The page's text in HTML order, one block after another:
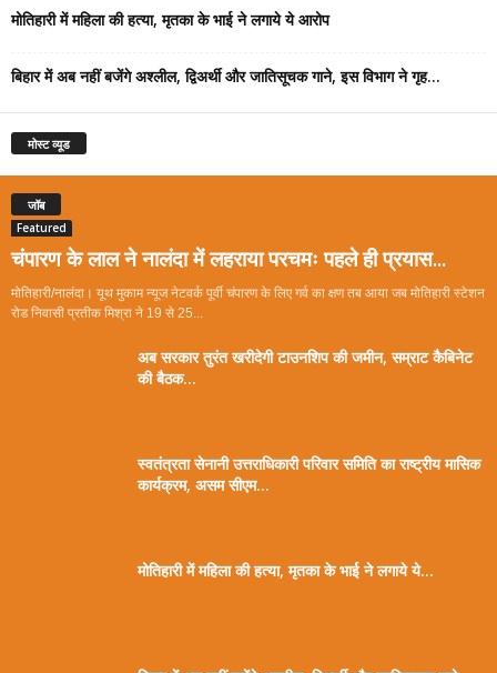
मोतिहारी में महिला की हत्या, मृतका के भाई ने लगाये ये आरोप
बिहार में अब नहीं बजेंगे अश्लील, द्विअर्थी और जातिसूचक गाने, इस विभाग ने गृह...
मोस्ट व्यूड
जॉब
Featured
चंपारण के लाल ने नालंदा में लहराया परचमः पहले ही प्रयास...
मोतिहारी/नालंदा। यूथ मुकाम न्यूज नेटवर्क पूर्वी चंपारण के लिए गर्व का क्षण तब आया जब मोतिहारी स्टेशन
रोड निवासी प्रतीक मिश्रा ने 19 से 25...
अब सरकार तुरंत खरीदेगी टाउनशिप की जमीन, सम्राट कैबिनेट
की बैठक...
स्वतंत्रता सेनानी उत्तराधिकारी परिवार समिति का राष्ट्रीय मासिक
कार्यक्रम, असम सीएम...
मोतिहारी में महिला की हत्या, मृतका के भाई ने लगाये ये...